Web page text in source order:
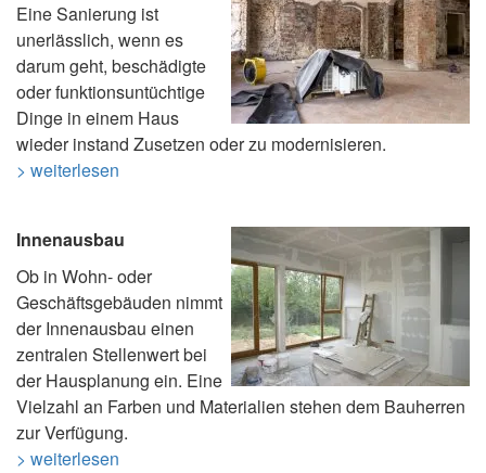
Eine Sanierung ist
unerlässlich, wenn es
darum geht, beschädigte
oder funktionsuntüchtige
Dinge in einem Haus
wieder instand Zusetzen oder zu modernisieren.
> weiterlesen
Innenausbau
Ob in Wohn- oder
Geschäftsgebäuden nimmt
der Innenausbau einen
zentralen Stellenwert bei
der Hausplanung ein. Eine
Vielzahl an Farben und Materialien stehen dem Bauherren
zur Verfügung.
> weiterlesen